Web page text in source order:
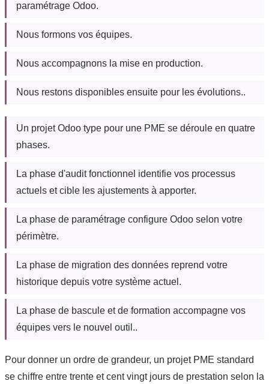
paramétrage Odoo.
Nous formons vos équipes.
Nous accompagnons la mise en production.
Nous restons disponibles ensuite pour les évolutions..
Un projet Odoo type pour une PME se déroule en quatre
phases.
La phase d'audit fonctionnel identifie vos processus
actuels et cible les ajustements à apporter.
La phase de paramétrage configure Odoo selon votre
périmètre.
La phase de migration des données reprend votre
historique depuis votre système actuel.
La phase de bascule et de formation accompagne vos
équipes vers le nouvel outil..
Pour donner un ordre de grandeur, un projet PME standard
se chiffre entre trente et cent vingt jours de prestation selon la